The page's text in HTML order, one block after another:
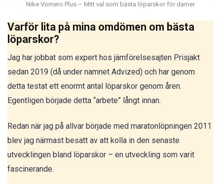
Nike Vomero Plus – Mitt val som bästa löparskor för damer
Varför lita på mina omdömen om bästa
löparskor?
Jag har jobbat som expert hos jämförelsesajten Prisjakt
sedan 2019 (då under namnet Advized) och har genom
detta testat ett enormt antal löparskor genom åren.
Egentligen började detta “arbete” långt innan.
Redan när jag på allvar började med maratonlöpningen 2011
blev jag närmast besatt av att kolla in den senaste
utvecklingen bland löparskor – en utveckling som varit
fascinerande.